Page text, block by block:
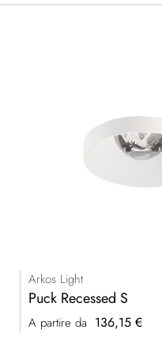
Arkos Light
Puck Recessed S
A partire da 136,15 €